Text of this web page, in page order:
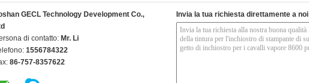
GECL Technology Development Co.,
di contatto: Mr. Li
1556784322
86-757-8357622
Invia la tua richiesta direttamente a noi